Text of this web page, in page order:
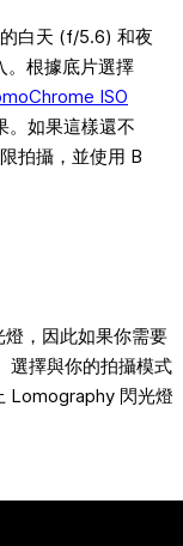
白天 (f/5.6) 和夜
。根據底片選擇
ISO
。如果這樣還不
拍攝，並使用 B
，因此如果你需要
選擇與你的拍攝模式
Lomography 閃光燈